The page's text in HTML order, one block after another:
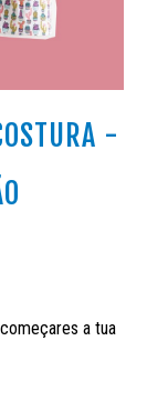
-
a tua